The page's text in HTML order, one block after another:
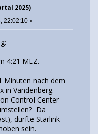
2025)
22:02:10 »
4:21 MEZ.
Minuten nach dem
in Vandenberg.
Control Center
Da
dürfte Starlink
sein.